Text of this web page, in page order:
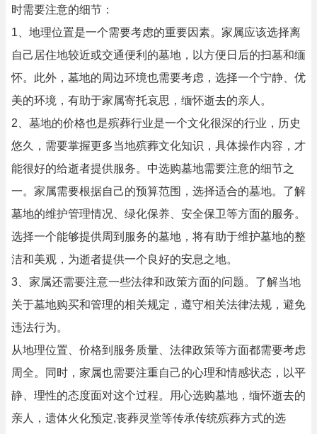
时需要注意的细节：
1、地理位置是一个需要考虑的重要因素。家属应该选择离
自己居住地较近或交通便利的墓地，以方便日后的扫墓和缅
怀。此外，墓地的周边环境也需要考虑，选择一个宁静、优
美的环境，有助于家属寄托哀思，缅怀逝去的亲人。
2、墓地的价格也是殡葬行业是一个文化很深的行业，历史
悠久，需要掌握更多当地殡葬文化知识，具体操作内容，才
能很好的给逝者提供服务。中选购墓地需要注意的细节之
一。家属需要根据自己的预算范围，选择适合的墓地。了解
墓地的维护管理情况、绿化保养、安全保卫等方面的服务。
选择一个能够提供周到服务的墓地，将有助于维护墓地的整
洁和美观，为逝者提供一个良好的安息之地。
3、家属还需要注意一些法律和政策方面的问题。了解当地
关于墓地购买和管理的相关规定，遵守相关法律法规，避免
违法行为。
从地理位置、价格到服务质量、法律政策等方面都需要考虑
周全。同时，家属也需要注重自己的心理和情感状态，以平
静、理性的态度面对这个过程。用心选购墓地，缅怀逝去的
亲人，遗体火化预定,丧葬灵堂等传承传统殡葬方式的选